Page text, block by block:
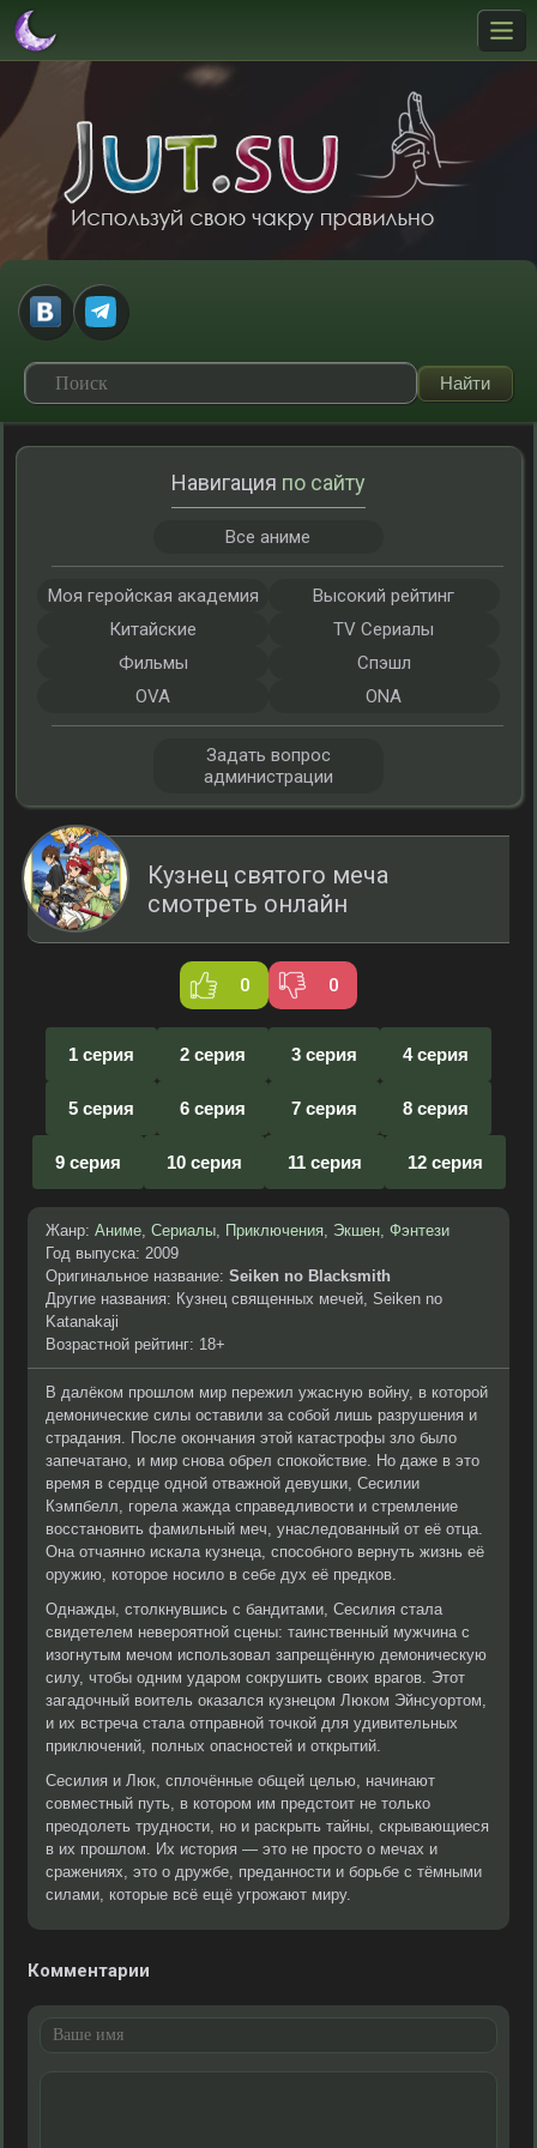
Кузнец святого меча
смотреть онлайн
0 0
1 серия 2 серия 3 серия 4 серия
5 серия 6 серия 7 серия 8 серия
9 серия 10 серия 11 серия 12 серия
Жанр: Аниме, Сериалы, Приключения, Экшен, Фэнтези
Год выпуска: 2009
Оригинальное название: Seiken no Blacksmith
Другие названия: Кузнец священных мечей, Seiken no
Katanakaji
Возрастной рейтинг: 18+
В далёком прошлом мир пережил ужасную войну, в которой
демонические силы оставили за собой лишь разрушения и
страдания. После окончания этой катастрофы зло было
запечатано, и мир снова обрел спокойствие. Но даже в это
время в сердце одной отважной девушки, Сесилии
Кэмпбелл, горела жажда справедливости и стремление
восстановить фамильный меч, унаследованный от её отца.
Она отчаянно искала кузнеца, способного вернуть жизнь её
оружию, которое носило в себе дух её предков.
Однажды, столкнувшись с бандитами, Сесилия стала
свидетелем невероятной сцены: таинственный мужчина с
изогнутым мечом использовал запрещённую демоническую
силу, чтобы одним ударом сокрушить своих врагов. Этот
загадочный воитель оказался кузнецом Люком Эйнсуортом,
и их встреча стала отправной точкой для удивительных
приключений, полных опасностей и открытий.
Сесилия и Люк, сплочённые общей целью, начинают
совместный путь, в котором им предстоит не только
преодолеть трудности, но и раскрыть тайны, скрывающиеся
в их прошлом. Их история — это не просто о мечах и
сражениях, это о дружбе, преданности и борьбе с тёмными
силами, которые всё ещё угрожают миру.
Комментарии
Навигация по сайту
Все аниме
Моя геройская академия
Высокий рейтинг
Китайские
TV Сериалы
Фильмы
Спэшл
OVA
ONA
Задать вопрос
администрации